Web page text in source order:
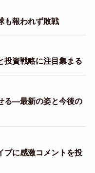
も報われず敗戦
投資戦略に注目集まる
る—最新の姿と今後の
ブに感激コメントを投